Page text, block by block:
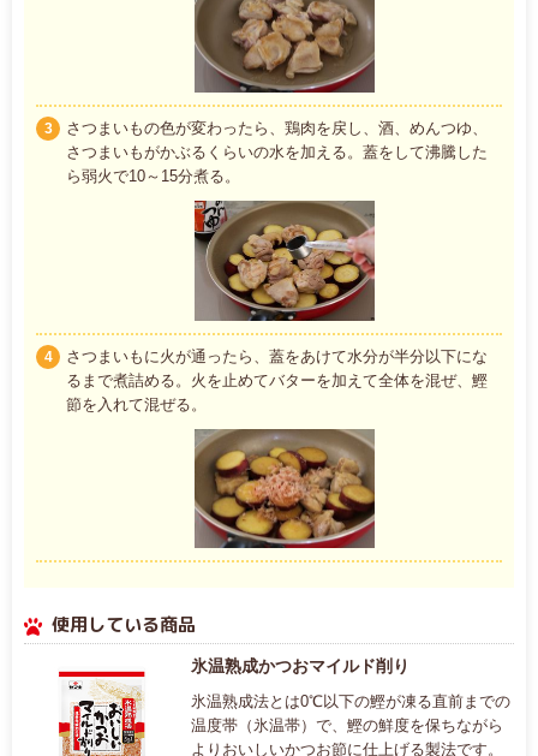
3
さつまいもの色が変わったら、鶏肉を戻し、酒、めんつゆ、
さつまいもがかぶるくらいの水を加える。蓋をして沸騰した
ら弱火で10～15分煮る。
4
さつまいもに火が通ったら、蓋をあけて水分が半分以下にな
るまで煮詰める。火を止めてバターを加えて全体を混ぜ、鰹
節を入れて混ぜる。
使用している商品
氷温熟成かつおマイルド削り
氷温熟成法とは0℃以下の鰹が凍る直前までの
温度帯（氷温帯）で、鰹の鮮度を保ちながら
よりおいしいかつお節に仕上げる製法です。